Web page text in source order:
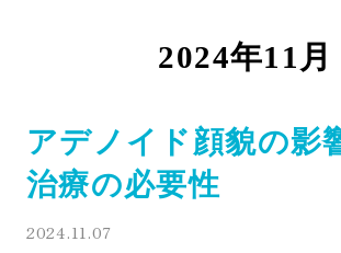
2024年11月
アデノイド顔貌の影
治療の必要性
2024.11.07